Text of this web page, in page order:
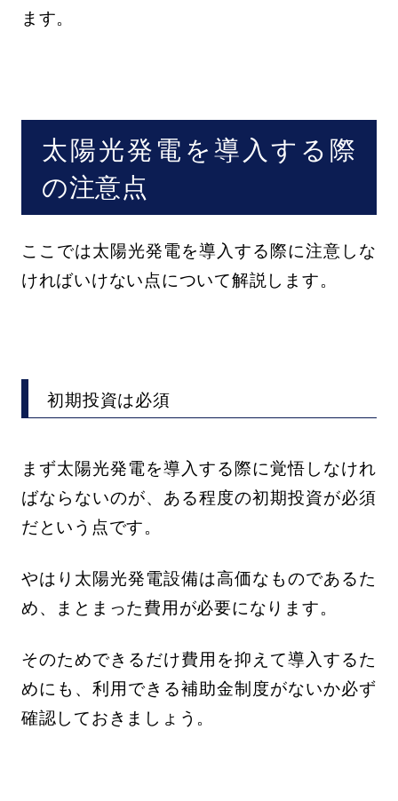
ます。
太陽光発電を導入する際
の注意点
ここでは太陽光発電を導入する際に注意しな
ければいけない点について解説します。
初期投資は必須
まず太陽光発電を導入する際に覚悟しなけれ
ばならないのが、ある程度の初期投資が必須
だという点です。
やはり太陽光発電設備は高価なものであるた
め、まとまった費用が必要になります。
そのためできるだけ費用を抑えて導入するた
めにも、利用できる補助金制度がないか必ず
確認しておきましょう。